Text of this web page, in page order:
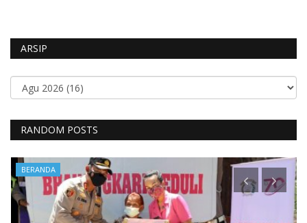
ARSIP
RANDOM POSTS
BERANDA